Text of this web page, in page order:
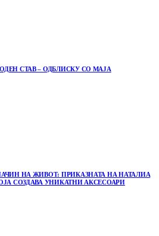
СТАВ – ОДБЛИСКУ СО МАЈА
НА ЖИВОТ: ПРИКАЗНАТА НА НАТАЛИА
СОЗДАВА УНИКАТНИ АКСЕСОАРИ